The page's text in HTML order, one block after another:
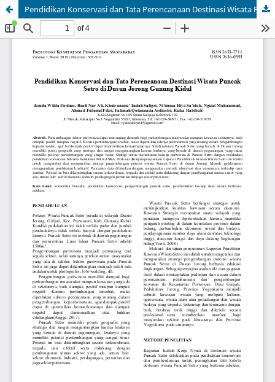
Pendidikan Konservasi dan Tata Perencanaan Destinasi Wisata Puncak Setro di Dusun Jorong Gunung Kidul